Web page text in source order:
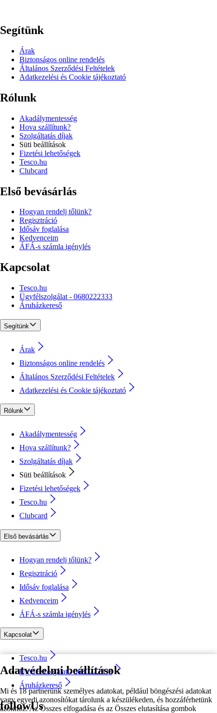
Adatvédelmi beállítások
Mi és 18 partnerünk személyes adatokat, például böngészési adatokat
vagy egyedi azonosítókat tárolunk a készülékeden, és hozzáférhetünk
azokhoz. Az Összes elfogadása és az Összes elutasítása gombok
Segítünk
Árak
Biztonságos online rendelés
Általános Szerződési Feltételek
Adatkezelési és Cookie tájékoztató
Rólunk
Akadálymentesség
Hova szállítunk?
Szolgáltatás díjak
Süti beállítások
Fizetési lehetőségek
Tesco.hu
Clubcard
Első bevásárlás
Hogyan rendelj tőlünk?
Regisztráció
Idősáv foglalása
Kedvenceim
ÁFÁ-s számla igénylés
Kapcsolat
Tesco.hu
Ügyfélszolgálat - 0680222333
Áruházkereső
Segítünk
Árak
Biztonságos online rendelés
Általános Szerződési Feltételek
Adatkezelési és Cookie tájékoztató
Rólunk
Akadálymentesség
Hova szállítunk?
Szolgáltatás díjak
Süti beállítások
Fizetési lehetőségek
Tesco.hu
Clubcard
Első bevásárlás
Hogyan rendelj tőlünk?
Regisztráció
Idősáv foglalása
Kedvenceim
ÁFÁ-s számla igénylés
Kapcsolat
Tesco.hu
Ügyfélszolgálat - 0680222333
Áruházkereső
followUs